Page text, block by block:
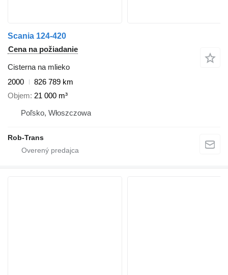
Scania 124-420
Cena na požiadanie
Cisterna na mlieko
2000
826 789 km
Objem 21 000 m³
Poľsko, Włoszczowa
Rob-Trans